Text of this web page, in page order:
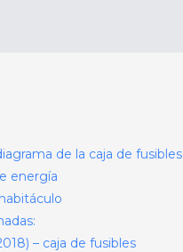
de la caja de fusibles
energía
– caja de fusibles